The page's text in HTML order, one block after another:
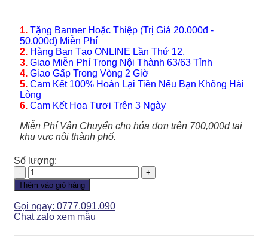
1. Tặng Banner Hoặc Thiệp (Trị Giá 20.000đ -
50.000đ) Miễn Phí
2. Hàng Bạn Tạo ONLINE Lần Thứ 12.
3. Giao Miễn Phí Trong Nội Thành 63/63 Tỉnh
4. Giao Gấp Trong Vòng 2 Giờ
5. Cam Kết 100% Hoàn Lại Tiền Nếu Bạn Không Hài
Lòng
6. Cam Kết Hoa Tươi Trên 3 Ngày
Miễn Phí Vận Chuyển cho hóa đơn trên 700,000đ tại
khu vực nội thành phố.
Số lượng:
Lan
Hồ
Điệp
-
LHD133
số
lượng
Thêm vào giỏ hàng
Gọi ngay: 0777.091.090
Chat zalo xem mẫu